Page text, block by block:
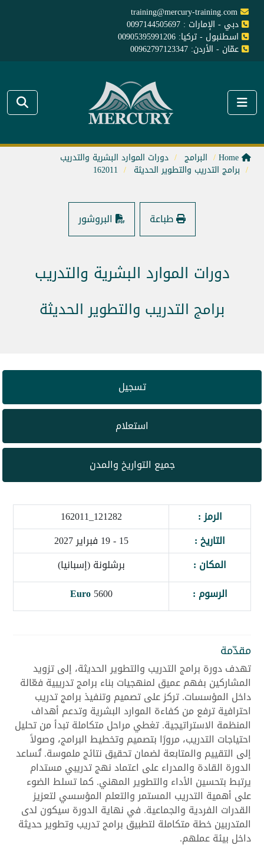
training@mercury-training.com
دبي - الإمارات : 0097144505697
اسطنبول - تركيا: 00905395991206
عمّان - الأردن: 00962797123347
البرامج دورات الموارد البشرية والتدريب
برامج التدريب والتطوير الحديثة 162011
طباعة البروشور
دورات الموارد البشرية والتدريب
برامج التدريب والتطوير الحديثة
تسجيل
استعلام
جميع التواريخ والمدن
الرمز :
121282_162011
التاريخ :
15 - 19 فبراير 2027
المكان :
برشلونة (إسبانيا)
الرسوم :
5600
Euro
مقدّمة
تهدف دورة برامج التدريب والتطوير الحديثة، إلى تزويد
المشاركين بفهم عميق لمنهجيات بناء برامج تدريبية فعّالة
داخل المؤسسات. تركز على تصميم وتنفيذ برامج تدريب
احترافية ترفع من كفاءة الموارد البشرية وتدعم أهداف
المنظمة الاستراتيجية. تغطي مراحل متكاملة تبدأ من تحليل
احتياجات التدريب، مرورًا بتصميم وتخطيط البرامج، وصولاً
إلى التقييم والمتابعة لضمان تحقيق نتائج ملموسة. تُساعد
الدورة القادة والمدراء على اعتماد نهج تدريبي مستدام
يرتبط بتحسين الأداء والتطوير المهني. كما تسلط الضوء
على أهمية التدريب المستمر والتعلم المؤسسي لتعزيز
القدرات الفردية والجماعية. في نهاية الدورة سيكون لدى
المتدربين خطة متكاملة لتطبيق برامج تدريب وتطوير حديثة
داخل بيئة عملهم.